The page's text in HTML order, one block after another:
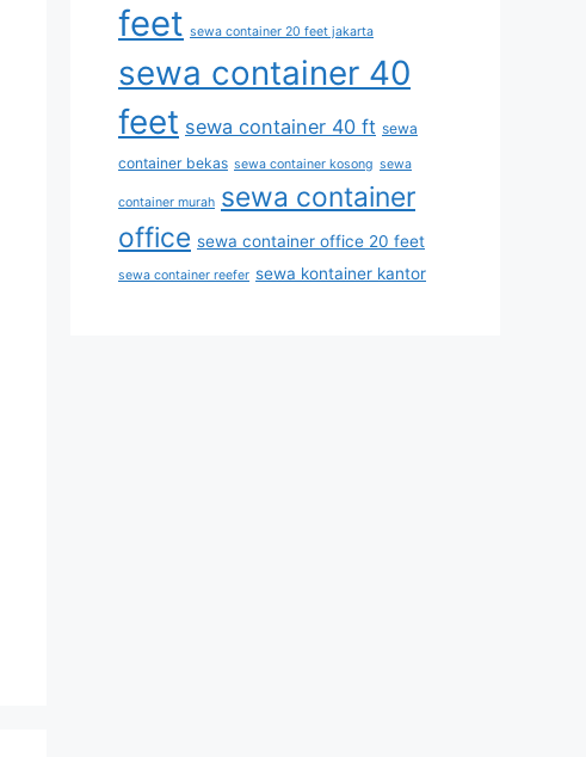
feet sewa container 20 feet jakarta
sewa container 40
feet sewa container 40 ft sewa
container bekas sewa container kosong sewa
container murah sewa container
office sewa container office 20 feet
sewa container reefer sewa kontainer kantor